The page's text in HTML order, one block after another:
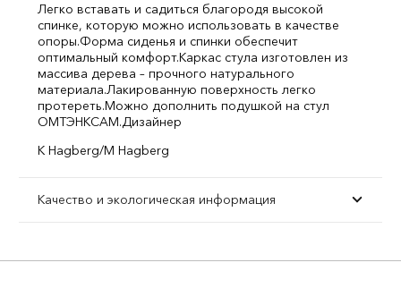
Легко вставать и садиться благородя высокой
спинке, которую можно использовать в качестве
опоры.Форма сиденья и спинки обеспечит
оптимальный комфорт.Каркас стула изготовлен из
массива дерева – прочного натурального
материала.Лакированную поверхность легко
протереть.Можно дополнить подушкой на стул
ОМТЭНКСАМ.Дизайнер
K Hagberg/M Hagberg
Качество и экологическая информация